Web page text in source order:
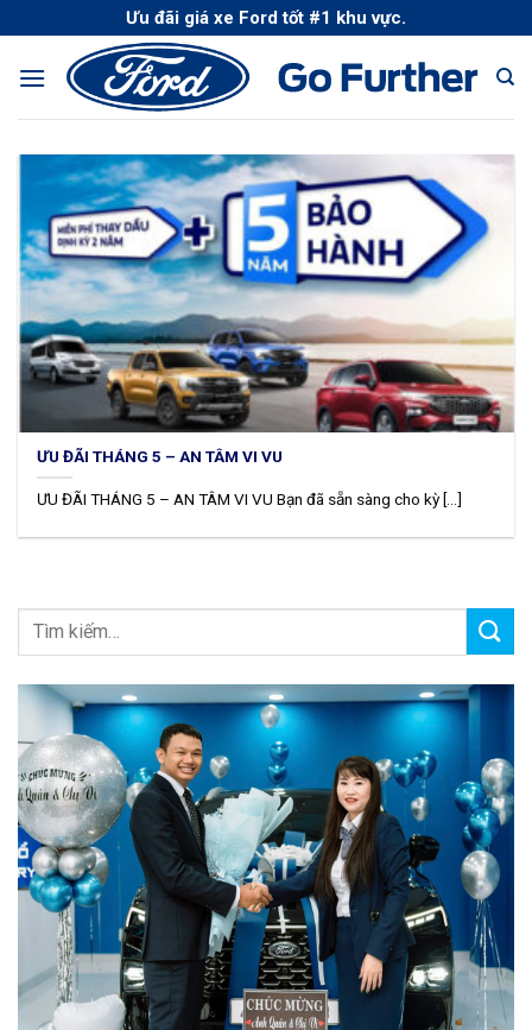
to
content
Ưu đãi giá xe Ford tốt #1 khu vực.
ƯU ĐÃI THÁNG 5 – AN TÂM VI VU
ƯU ĐÃI THÁNG 5 – AN TÂM VI VU Bạn đã sẵn sàng cho kỳ [...]